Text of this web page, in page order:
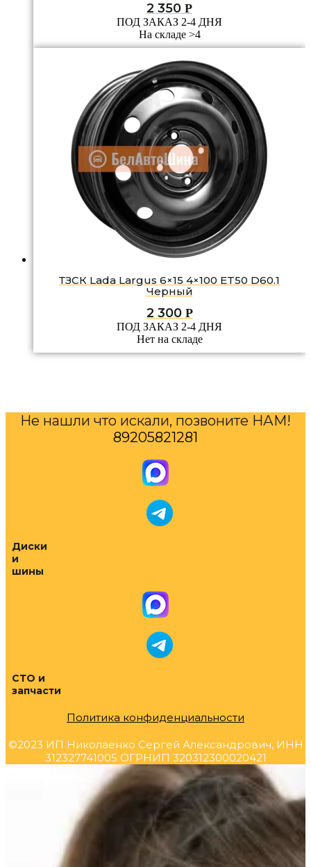
2 350 Р
ПОД ЗАКАЗ 2-4 ДНЯ
На складе >4
ТЗСК Lada Largus 6×15 4×100 ET50 D60.1
Черный
2 300 Р
ПОД ЗАКАЗ 2-4 ДНЯ
Нет на складе
Не нашли что искали, позвоните НАМ!
89205821281
Диски
и
шины
СТО и
запчасти
Политика конфиденциальности
©2023 ИП Николаенко Сергей Александрович, ИНН
312327741005 ОГРНИП 320312300020421